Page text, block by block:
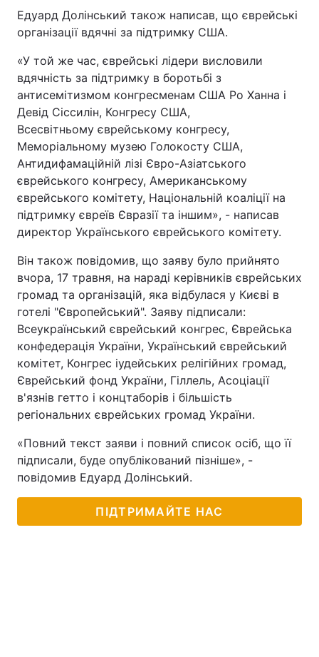
Тема оформлення
Едуард Долінський також написав, що єврейські
організації вдячні за підтримку США.
«У той же час, єврейські лідери висловили
вдячність за підтримку в боротьбі з
антисемітизмом конгресменам США Ро Ханна і
Девід Сіссилін, Конгресу США,
Всесвітньому єврейському конгресу,
Меморіальному музею Голокосту США,
Антидифамаційній лізі Євро-Азіатського
єврейського конгресу, Американському
єврейського комітету, Національній коаліції на
підтримку євреїв Євразії та іншим», - написав
директор Українського єврейського комітету.
Він також повідомив, що заяву було прийнято
вчора, 17 травня, на нараді керівників єврейських
громад та організацій, яка відбулася у Києві в
готелі "Європейський". Заяву підписали:
Всеукраїнський єврейський конгрес, Єврейська
конфедерація України, Український єврейський
комітет, Конгрес іудейських релігійних громад,
Єврейський фонд України, Гіллель, Асоціації
в'язнів гетто і концтаборів і більшість
регіональних єврейських громад України.
«Повний текст заяви і повний список осіб, що її
підписали, буде опублікований пізніше», -
повідомив Едуард Долінський.
ПІДТРИМАЙТЕ НАС